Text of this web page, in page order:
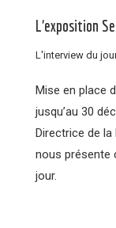
L’exposition
L'interview du
Mise en place
jusqu’au 30
Directrice de la
nous présente
jour.